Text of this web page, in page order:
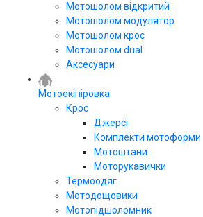
Мотошолом відкритий
Мотошолом модулятор
Мотошолом крос
Мотошолом dual
Аксесуари
Мотоекіпіровка
Крос
Джерсі
Комплекти мотоформи
Мотоштани
Моторукавички
Термоодяг
Мотодощовики
Мотопідшоломник